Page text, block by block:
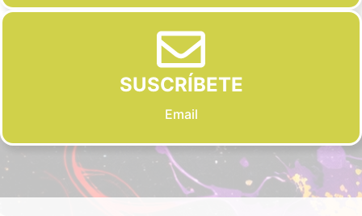
SUSCRÍBETE
Email